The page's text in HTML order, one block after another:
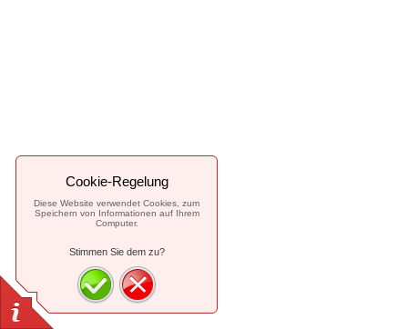
Cookie-Regelung
Diese Website verwendet Cookies, zum
Speichern von Informationen auf Ihrem
Computer.
Stimmen Sie dem zu?